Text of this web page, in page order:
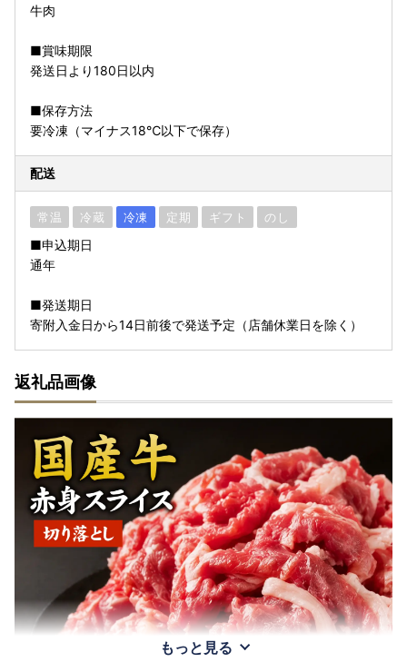
牛肉
■賞味期限
発送日より180日以内
■保存方法
要冷凍（マイナス18℃以下で保存）
配送
常温 冷蔵 冷凍 定期 ギフト のし
■申込期日
通年
■発送期日
寄附入金日から14日前後で発送予定（店舗休業日を除く）
返礼品画像
もっと見る